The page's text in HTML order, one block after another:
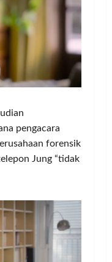
pengacara
forensik
Jung “tidak